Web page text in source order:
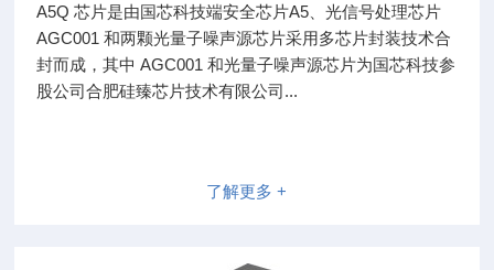
A5Q 芯片是由国芯科技端安全芯片A5、光信号处理芯片
AGC001 和两颗光量子噪声源芯片采用多芯片封装技术合
封而成，其中 AGC001 和光量子噪声源芯片为国芯科技参
股公司合肥硅臻芯片技术有限公司...
了解更多 +